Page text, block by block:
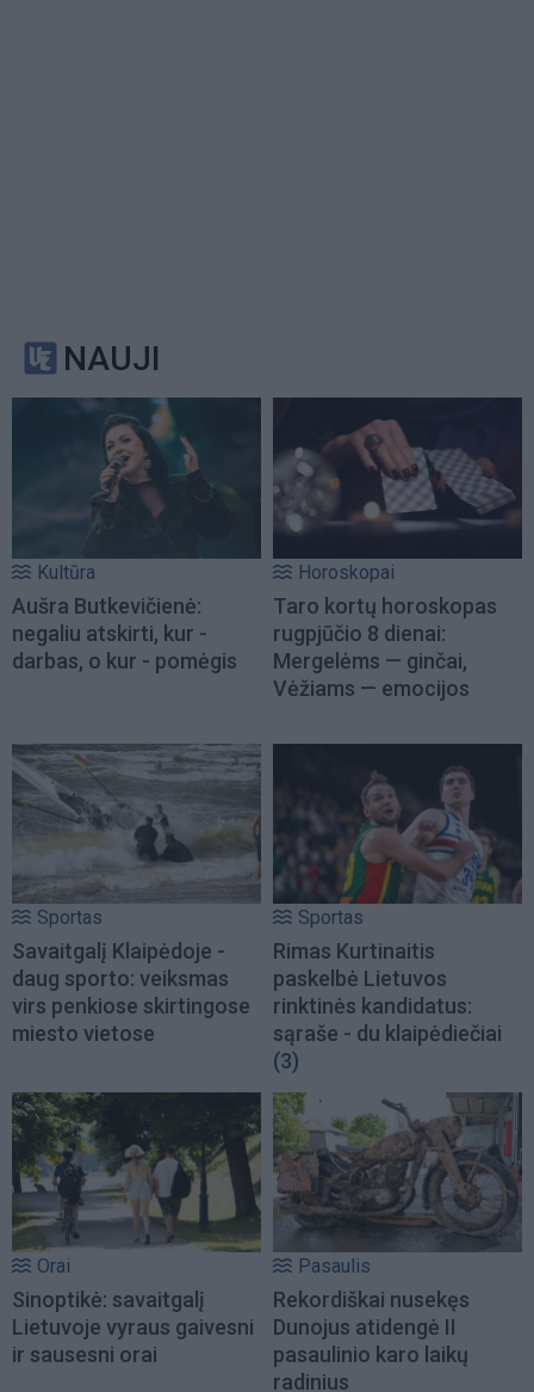
NAUJI
Kultūra
Aušra Butkevičienė:
negaliu atskirti, kur -
darbas, o kur - pomėgis
Horoskopai
Taro kortų horoskopas
rugpjūčio 8 dienai:
Mergelėms — ginčai,
Vėžiams — emocijos
Sportas
Savaitgalį Klaipėdoje -
daug sporto: veiksmas
virs penkiose skirtingose
miesto vietose
Sportas
Rimas Kurtinaitis
paskelbė Lietuvos
rinktinės kandidatus:
sąraše - du klaipėdiečiai
(3)
Orai
Sinoptikė: savaitgalį
Lietuvoje vyraus gaivesni
ir sausesni orai
Pasaulis
Rekordiškai nusekęs
Dunojus atidengė II
pasaulinio karo laikų
radinius